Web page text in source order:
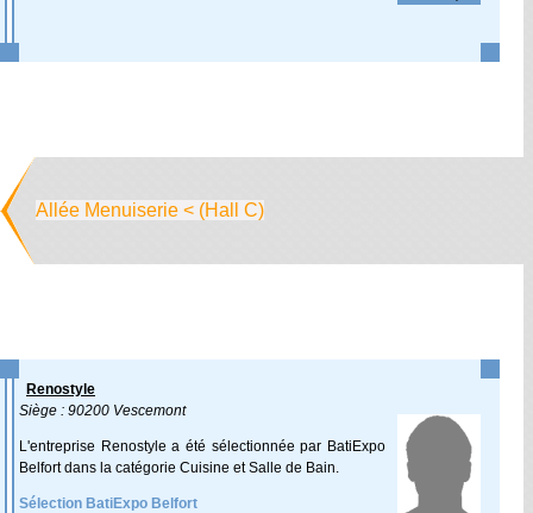
Allée Menuiserie < (Hall C)
Renostyle
Siège : 90200 Vescemont
L'entreprise Renostyle a été sélectionnée par BatiExpo
Belfort dans la catégorie Cuisine et Salle de Bain.
Sélection BatiExpo Belfort